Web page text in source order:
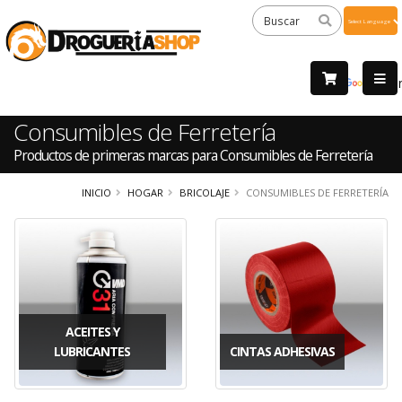
by
Consumibles de Ferretería
Productos de primeras marcas para Consumibles de Ferretería
INICIO HOGAR BRICOLAJE CONSUMIBLES DE FERRETERÍA
ACEITES Y
LUBRICANTES
CINTAS ADHESIVAS